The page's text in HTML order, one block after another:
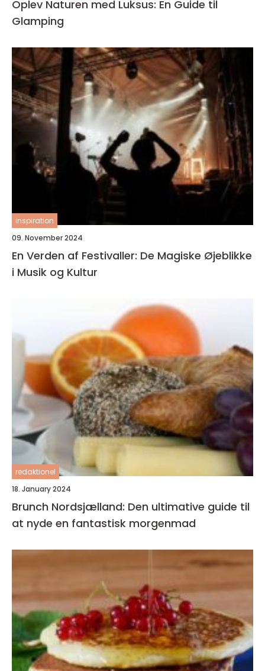
Oplev Naturen med Luksus: En Guide til
Glamping
inspiration
09. November 2024
En Verden af Festivaller: De Magiske Øjeblikke
i Musik og Kultur
redaktionel
18. January 2024
Brunch Nordsjælland: Den ultimative guide til
at nyde en fantastisk morgenmad